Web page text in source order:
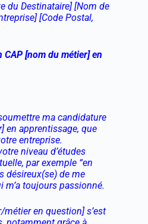
du Destinataire] [Nom de
[Code Postal,
[nom du métier] en
ma candidature
en apprentissage, que
entreprise.
niveau d’études
par exemple “en
désireux(se) de me
toujours passionné.
en question] s’est